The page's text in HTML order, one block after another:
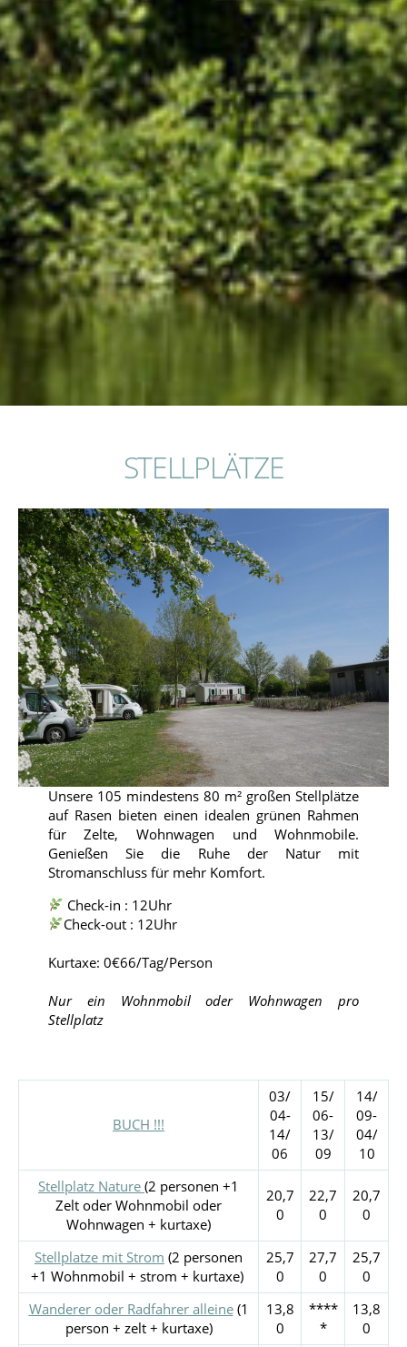
STELLPLÄTZE
Unsere 105 mindestens 80 m² großen Stellplätze
auf Rasen bieten einen idealen grünen Rahmen
für Zelte, Wohnwagen und Wohnmobile.
Genießen Sie die Ruhe der Natur mit
Stromanschluss für mehr Komfort.
Check-in : 12Uhr
Check-out : 12Uhr
Kurtaxe: 0€66/Tag/Person
Nur ein Wohnmobil oder Wohnwagen pro
Stellplatz
BUCH !!!
03/
04-
14/
06
15/
06-
13/
09
14/
09-
04/
10
Stellplatz Nature (2 personen +1
Zelt oder Wohnmobil oder
Wohnwagen + kurtaxe)
20,7
0
22,7
0
20,7
0
Stellplatze mit Strom (2 personen
+1 Wohnmobil + strom + kurtaxe)
25,7
0
27,7
0
25,7
0
Wanderer oder Radfahrer alleine(1
person + zelt + kurtaxe)
13,8
0
****
*
13,8
0